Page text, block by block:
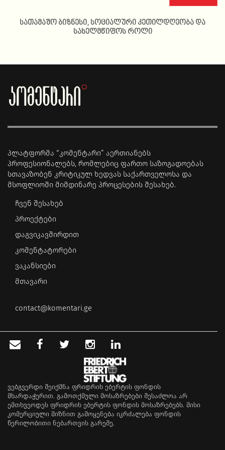
სათამაშო ბიზნესი, სოციალური კეთილდღეობა და
სახელმწიფოს როლი
პლატფორმა “კომენტარი” აერთიანებს
პროფესიონალებს, რომლებიც ფართო საზოგადოებას
სთავაზობენ კრიტიკულ ხედვას საქართველოსა და
მსოფლიოში მიმდინარე პროცესების შესახებ.
ჩვენ შესახებ
პროექტები
დაგვიკავშირდით
კომენტატორები
ვაკანსიები
მთავარი
contact@komentari.ge
ვებგვერდი შეიქმნა ფრიდრიხ ებერტის ფონდის
მხარდაჭერით. გამოთქმული მოსაზრებები შესაძლოა არ
ემთხვეოდეს ფრიდრიხ ებერტის ფონდის მოსაზრებებს. მისი
კომერციული მიზნით გამოყენება იკრძალება ფონდის
წერილობითი ნებართვის გარეშე.